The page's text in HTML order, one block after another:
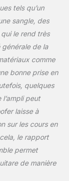
doigts
–
: 95,5
du
cm ;
: 33 cm
frettes : 22
: acier.
tels qu’un
sangle, des
le rend très
de la
comme
bonne prise en
quelques
peut
laisse à
sur les cours en
le rapport
permet
de manière